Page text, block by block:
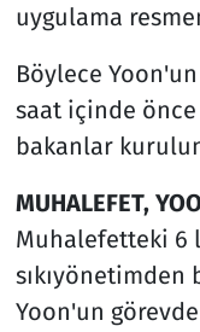
uygulama
Böylece
saat içinde
bakanlar
MUHALEFET,
Muhalefetteki 6
sıkıyönetimden
Yoon'un